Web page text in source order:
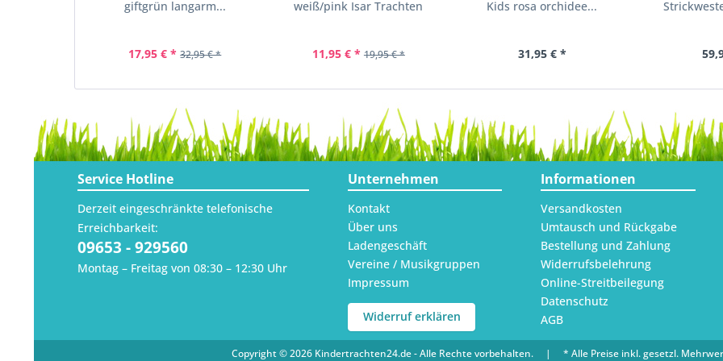
giftgrün langarm...
17,95 € * 32,95 € *
weiß/pink Isar Trachten
11,95 € * 19,95 € *
Kids rosa orchidee...
31,95 € *
Service Hotline
Derzeit eingeschränkte telefonische
Erreichbarkeit:
09653 - 929560
Montag – Freitag von 08:30 – 12:30 Uhr
Unternehmen
Kontakt
Über uns
Ladengeschäft
Vereine / Musikgruppen
Impressum
Widerruf erklären
Informationen
Versandkosten
Umtausch und Rückgabe
Bestellung und Zahlung
Widerrufsbelehrung
Online-Streitbeilegung
Datenschutz
AGB
Copyright © 2026 Kindertrachten24.de - Alle Rechte vorbehalten. | * Alle Preise inkl. gesetzl.